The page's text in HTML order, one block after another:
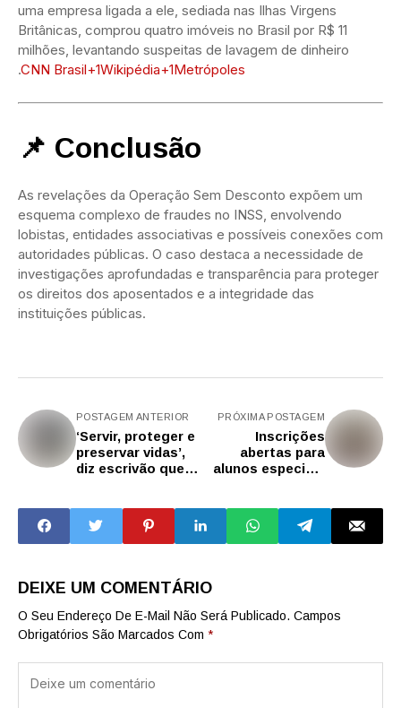
uma empresa ligada a ele, sediada nas Ilhas Virgens
Britânicas, comprou quatro imóveis no Brasil por R$ 11
milhões, levantando suspeitas de lavagem de dinheiro
.CNN Brasil+1Wikipédia+1Metrópoles
📌 Conclusão
As revelações da Operação Sem Desconto expõem um
esquema complexo de fraudes no INSS, envolvendo
lobistas, entidades associativas e possíveis conexões com
autoridades públicas. O caso destaca a necessidade de
investigações aprofundadas e transparência para proteger
os direitos dos aposentados e a integridade das
instituições públicas.
POSTAGEM ANTERIOR
‘Servir, proteger e
preservar vidas’,
diz escrivão que
capital de SP
PRÓXIMA POSTAGEM
Inscrições
abertas para
alunos especiais
Centro Paula
Souza
DEIXE UM COMENTÁRIO
O Seu Endereço De E-Mail Não Será Publicado. Campos
Obrigatórios São Marcados Com *